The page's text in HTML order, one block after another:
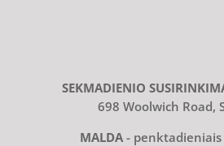
SEKMADIENIO
698 Woolwich Road,
MALDA- penktadieniais